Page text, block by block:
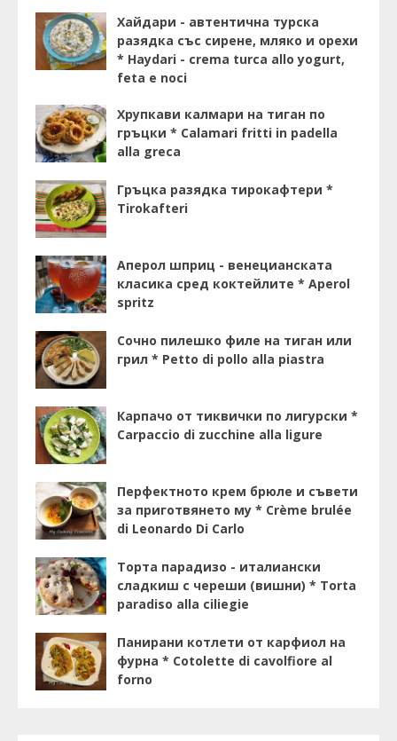
Хайдари - автентична турска
разядка със сирене, мляко и орехи
* Haydari - crema turca allo yogurt,
feta e noci
Хрупкави калмари на тиган по
гръцки * Calamari fritti in padella
alla greca
Гръцка разядка тирокафтери *
Tirokafteri
Аперол шприц - венецианската
класика сред коктейлите * Aperol
spritz
Сочно пилешко филе на тиган или
грил * Petto di pollo alla piastra
Карпачо от тиквички по лигурски *
Carpaccio di zucchine alla ligure
Перфектното крем брюле и съвети
за приготвянето му * Crème brulée
di Leonardo Di Carlo
Торта парадизо - италиански
сладкиш с череши (вишни) * Torta
paradiso alla ciliegie
Панирани котлети от карфиол на
фурна * Cotolette di cavolfiore al
forno